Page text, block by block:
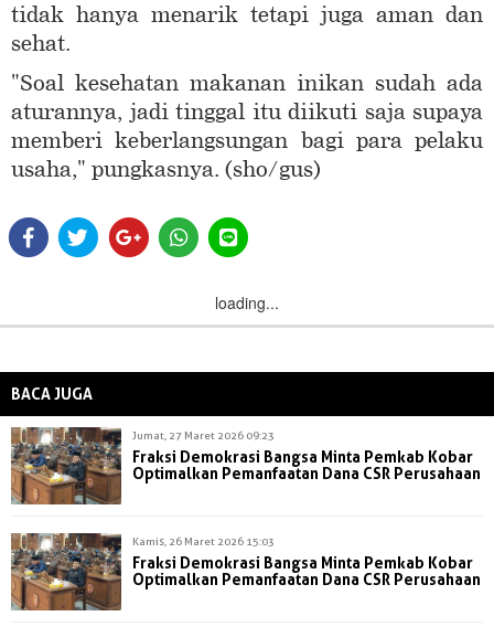
tidak hanya menarik tetapi juga aman dan
sehat.
"Soal kesehatan makanan inikan sudah ada
aturannya, jadi tinggal itu diikuti saja supaya
memberi keberlangsungan bagi para pelaku
usaha," pungkasnya. (sho/gus)
loading...
BACA JUGA
Jumat, 27 Maret 2026 09:23
Fraksi Demokrasi Bangsa Minta Pemkab Kobar
Optimalkan Pemanfaatan Dana CSR Perusahaan
Kamis, 26 Maret 2026 15:03
Fraksi Demokrasi Bangsa Minta Pemkab Kobar
Optimalkan Pemanfaatan Dana CSR Perusahaan